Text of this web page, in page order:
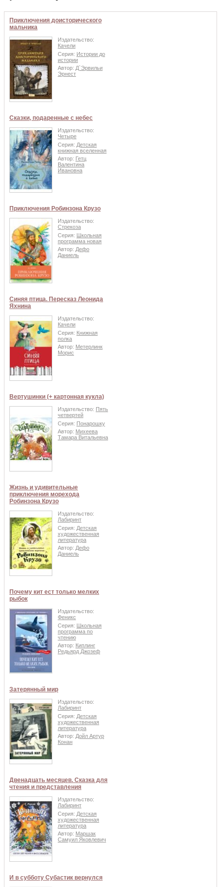
Приключения доисторического
мальчика
Издательство:
Качели
Серия: Истории до
истории
Автор: Д`Эрвильи
Эрнест
Сказки, подаренные с небес
Издательство:
Четыре
Серия: Детская
книжная вселенная
Автор: Гетц
Валентина
Ивановна
Приключения Робинзона Крузо
Издательство:
Стрекоза
Серия: Школьная
программа новая
Автор: Дефо
Даниель
Синяя птица. Пересказ Леонида
Яхнина
Издательство:
Качели
Серия: Книжная
полка
Автор: Метерлинк
Морис
Вертушинки (+ картонная кукла)
Издательство: Пять
четвертей
Серия: Понарошку
Автор: Михеева
Тамара Витальевна
Жизнь и удивительные
приключения морехода
Робинзона Крузо
Издательство:
Лабиринт
Серия: Детская
художественная
литература
Автор: Дефо
Даниель
Почему кит ест только мелких
рыбок
Издательство:
Феникс
Серия: Школьная
программа по
чтению
Автор: Киплинг
Редьярд Джозеф
Затерянный мир
Издательство:
Лабиринт
Серия: Детская
художественная
литература
Автор: Дойл Артур
Конан
Двенадцать месяцев. Сказка для
чтения и представления
Издательство:
Лабиринт
Серия: Детская
художественная
литература
Автор: Маршак
Самуил Яковлевич
И в субботу Субастик вернулся